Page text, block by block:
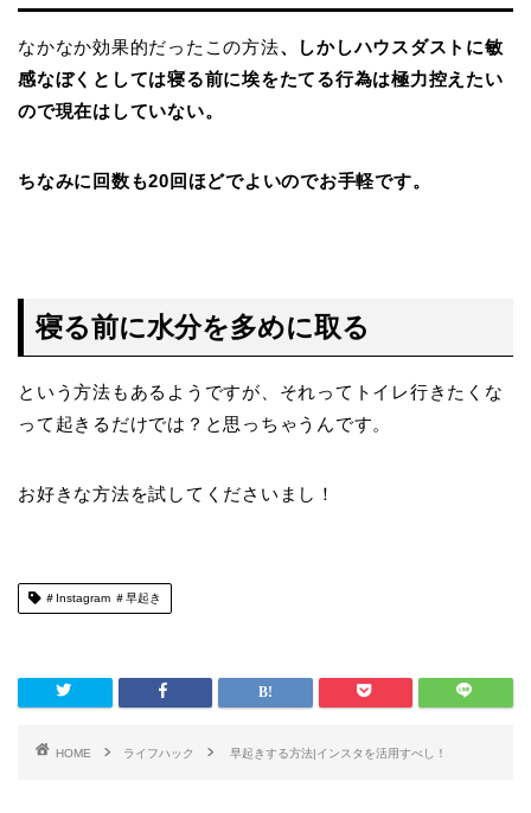
なかなか効果的だったこの方法、しかしハウスダストに敏
感なぼくとしては寝る前に埃をたてる行為は極力控えたい
ので現在はしていない。
ちなみに回数も20回ほどでよいのでお手軽です。
寝る前に水分を多めに取る
という方法もあるようですが、それってトイレ行きたくな
って起きるだけでは？と思っちゃうんです。
お好きな方法を試してくださいまし！
＃Instagram ＃早起き
HOME ライフハック 早起きする方法|インスタを活用すべし！